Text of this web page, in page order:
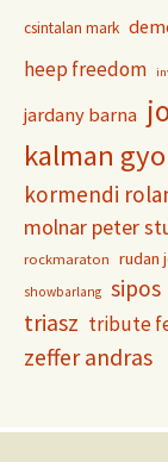
csintalan mark
heep freedom
jardany barna
kalman
kormendi
molnar peter
rockmaraton rudan
showbarlang
triasz tribute
zeffer andras